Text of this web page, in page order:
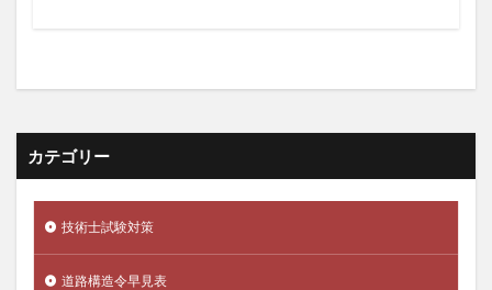
カテゴリー
技術士試験対策
道路構造令早見表